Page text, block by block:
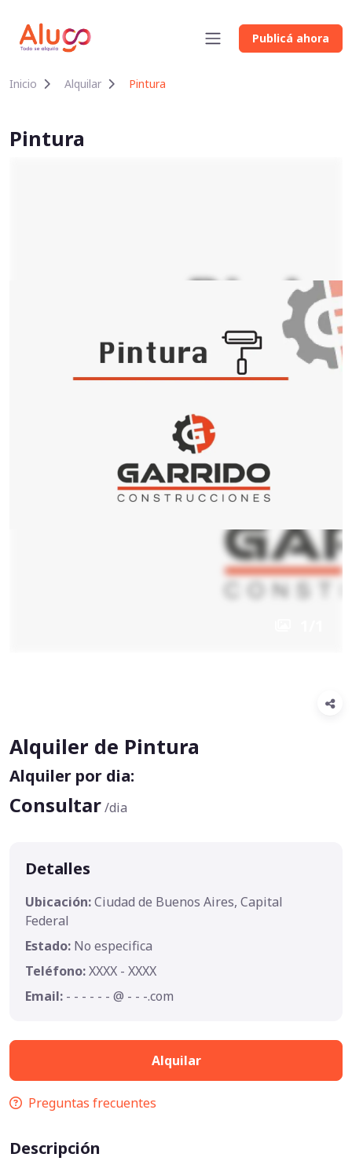
Publicá ahora
Inicio Alquilar Pintura
Pintura
Alquiler de Pintura
Alquiler por dia:
Consultar/dia
Detalles
Ubicación:Ciudad de Buenos Aires, Capital
Federal
Estado: No especifica
Teléfono:XXXX - XXXX
Email: - - - - - - @ - - -.com
Alquilar
Preguntas frecuentes
Descripción